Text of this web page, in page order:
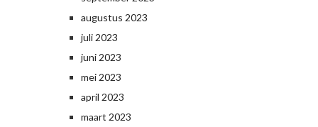
augustus 2023
juli 2023
juni 2023
mei 2023
april 2023
maart 2023